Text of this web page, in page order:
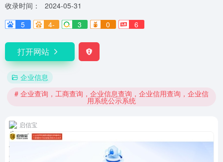
收录时间：
2024-05-31
5
4- 3 0 6
打开网站
企业信息
# 企业查询，工商查询，企业信息查询，企业信用查询，企业信
用系统公示系统
启信宝